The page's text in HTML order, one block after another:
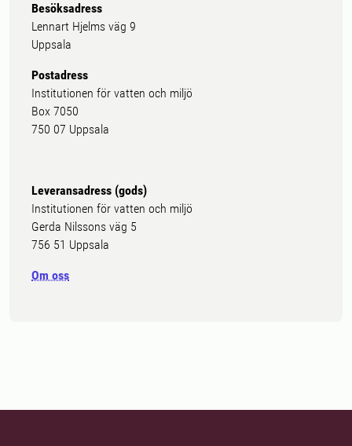
Besöksadress
Lennart Hjelms väg 9
Uppsala
Postadress
Institutionen för vatten och miljö
Box 7050
750 07 Uppsala
Leveransadress (gods)
Institutionen för vatten och miljö
Gerda Nilssons väg 5
756 51 Uppsala
Om oss